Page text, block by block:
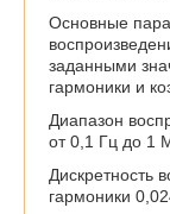
Основные
заданными
гармоники и
Диапазон
от 0,1 Гц до 1
Дискретность
гармоники